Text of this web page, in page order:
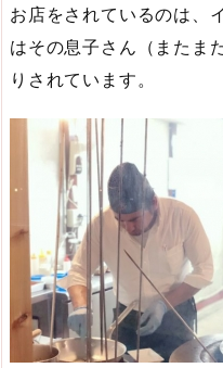
お店をされているのは、
はその息子さん（またま
りされています。